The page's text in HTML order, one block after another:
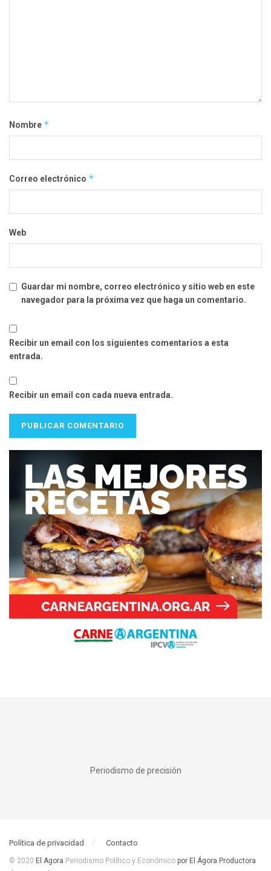
Nombre *
Correo electrónico *
Web
Guardar mi nombre, correo electrónico y sitio web en este
navegador para la próxima vez que haga un comentario.
Recibir un email con los siguientes comentarios a esta
entrada.
Recibir un email con cada nueva entrada.
Periodismo de precisión
Política de privacidad Contacto
© 2020 El Agora Periodismo Político y Económico por El Ágora Productora